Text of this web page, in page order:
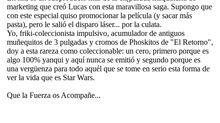
marketing que creó Lucas con esta maravillosa saga. Supongo que
con este especial quiso promocionar la película (y sacar más
pasta), pero le salió el disparo láser... por la culata.
Yo, friki-coleccionista impulsivo, acumulador de antiguos
muñequitos de 3 pulgadas y cromos de Phoskitos de "El Retorno",
doy a esta rareza como coleccionable: un cero, primero porque es
algo 100% yanqui y aquí nunca se emitió y segundo porque es
una vergüenza para todo aquél que se tome en serio esta forma de
ver la vida que es Star Wars.
Que la Fuerza os Acompañe...